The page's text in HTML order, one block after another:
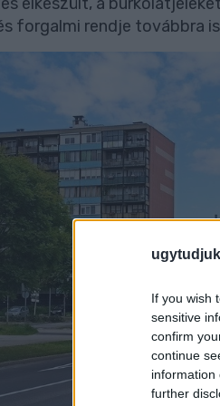
If you wish
sensitive
confirm
continue
information
further
forgalmi rendje továbbra